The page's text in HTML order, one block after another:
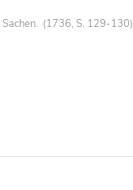
Sachen. (1736, S. 129-130)